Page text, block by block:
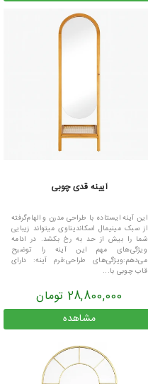
آیینه قدی چوبی
این آینه ایستاده با طراحی مدرن و الهام‌گرفته
از سبک مینیمال اسکاندیناوی میتواند زیبایی
شما را بیش از حد به رخ بکشد. در ادامه
ویژگی‌های مهم این آینه را توضیح
می‌دهم:ویژگی‌های طراحی:فرم آینه: دارای
قاب چوبی با...
28,800,000 تومان
مشاهده